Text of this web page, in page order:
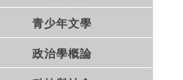
青少年文學
政治學概論